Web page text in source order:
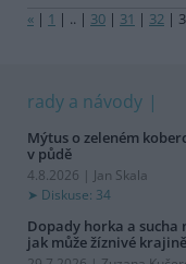
« | 1 | .. | 30 | 31 | 32 |
rady a návody
Mýtus o zeleném
v půdě
4.8.2026 | Jan Skala
Diskuse: 34
Dopady horka a sucha
jak může žíznivé